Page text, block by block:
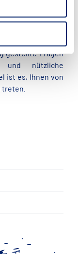
gestellte Fragen
und nützliche
ist es, Ihnen von